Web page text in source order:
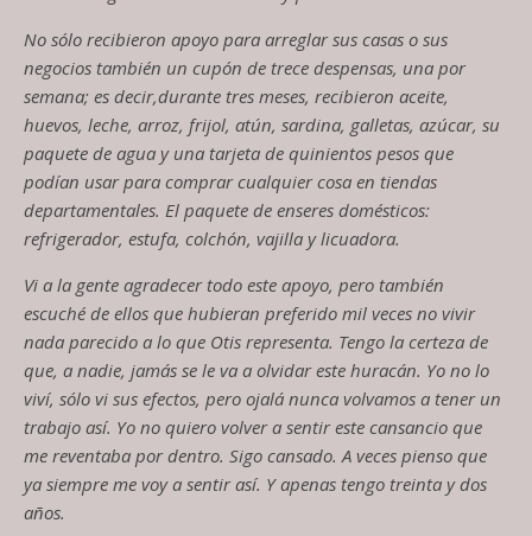
No sólo recibieron apoyo para arreglar sus casas o sus
negocios también un cupón de trece despensas, una por
semana; es decir,durante tres meses, recibieron aceite,
huevos, leche, arroz, frijol, atún, sardina, galletas, azúcar, su
paquete de agua y una tarjeta de quinientos pesos que
podían usar para comprar cualquier cosa en tiendas
departamentales. El paquete de enseres domésticos:
refrigerador, estufa, colchón, vajilla y licuadora.
Vi a la gente agradecer todo este apoyo, pero también
escuché de ellos que hubieran preferido mil veces no vivir
nada parecido a lo que Otis representa. Tengo la certeza de
que, a nadie, jamás se le va a olvidar este huracán. Yo no lo
viví, sólo vi sus efectos, pero ojalá nunca volvamos a tener un
trabajo así. Yo no quiero volver a sentir este cansancio que
me reventaba por dentro. Sigo cansado. A veces pienso que
ya siempre me voy a sentir así. Y apenas tengo treinta y dos
años.